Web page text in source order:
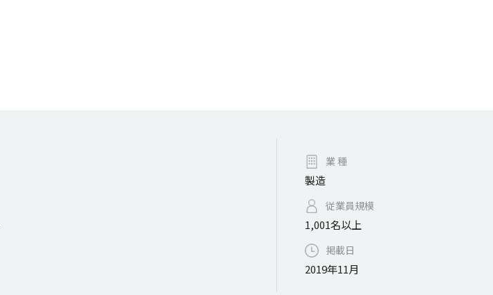
業 種
製造
従業員規模
1,001名以上
掲載日
2019年11月